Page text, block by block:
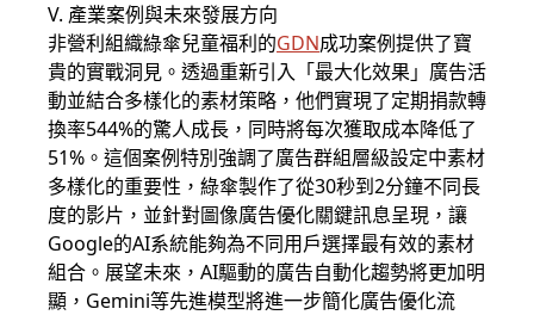
V. 產業案例與未來發展方向
非營利組織綠傘兒童福利的GDN成功案例提供了寶
貴的實戰洞見。透過重新引入「最大化效果」廣告活
動並結合多樣化的素材策略，他們實現了定期捐款轉
換率544%的驚人成長，同時將每次獲取成本降低了
51%。這個案例特別強調了廣告群組層級設定中素材
多樣化的重要性，綠傘製作了從30秒到2分鐘不同長
度的影片，並針對圖像廣告優化關鍵訊息呈現，讓
Google的AI系統能夠為不同用戶選擇最有效的素材
組合。展望未來，AI驅動的廣告自動化趨勢將更加明
顯，Gemini等先進模型將進一步簡化廣告優化流